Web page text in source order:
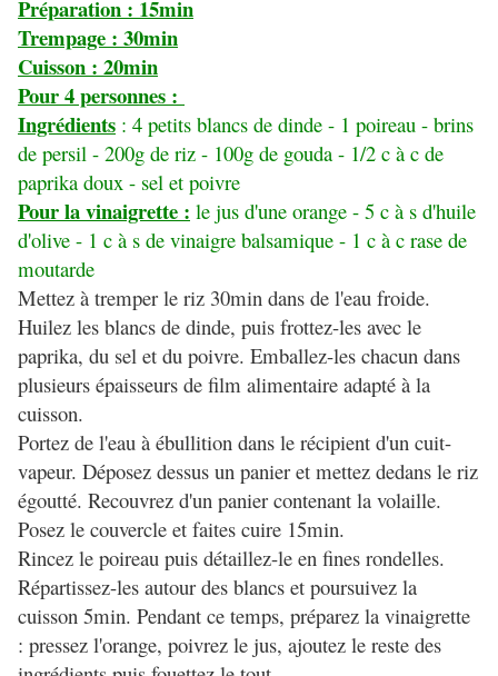
Préparation : 15min
Trempage : 30min
Cuisson : 20min
Pour 4 personnes :
Ingrédients : 4 petits blancs de dinde - 1 poireau - brins
de persil - 200g de riz - 100g de gouda - 1/2 c à c de
paprika doux - sel et poivre
Pour la vinaigrette : le jus d'une orange - 5 c à s d'huile
d'olive - 1 c à s de vinaigre balsamique - 1 c à c rase de
moutarde
Mettez à tremper le riz 30min dans de l'eau froide.
Huilez les blancs de dinde, puis frottez-les avec le
paprika, du sel et du poivre. Emballez-les chacun dans
plusieurs épaisseurs de film alimentaire adapté à la
cuisson.
Portez de l'eau à ébullition dans le récipient d'un cuit-
vapeur. Déposez dessus un panier et mettez dedans le riz
égoutté. Recouvrez d'un panier contenant la volaille.
Posez le couvercle et faites cuire 15min.
Rincez le poireau puis détaillez-le en fines rondelles.
Répartissez-les autour des blancs et poursuivez la
cuisson 5min. Pendant ce temps, préparez la vinaigrette
: pressez l'orange, poivrez le jus, ajoutez le reste des